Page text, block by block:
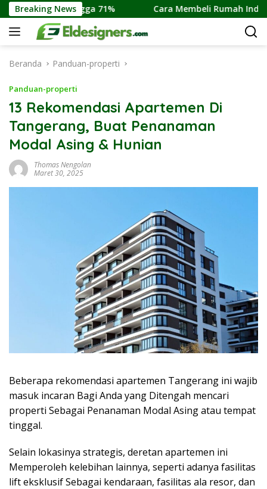
Langsung
ke
konten
Breaking News
71% Cara Membeli Rumah Indent Di Aman dan
Beranda Panduan-properti
Panduan-properti
13 Rekomendasi Apartemen Di
Tangerang, Buat Penanaman
Modal Asing & Hunian
Thomas Nengolan
Maret 30, 2025
Beberapa rekomendasi apartemen Tangerang ini wajib
masuk incaran Bagi Anda yang Ditengah mencari
properti Sebagai Penanaman Modal Asing atau tempat
tinggal.
Selain lokasinya strategis, deretan apartemen ini
Memperoleh kelebihan lainnya, seperti adanya fasilitas
lift eksklusif Sebagai kendaraan, fasilitas ala resor, dan